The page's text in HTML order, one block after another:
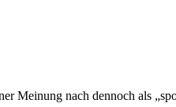
Meinung nach dennoch als